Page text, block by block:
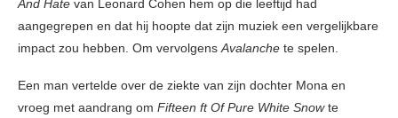
And Hate van Leonard Cohen hem op die leeftijd had
aangegrepen en dat hij hoopte dat zijn muziek een vergelijkbare
impact zou hebben. Om vervolgensAvalanche te spelen.
Een man vertelde over de ziekte van zijn dochter Mona en
vroeg met aandrang om Fifteen ft Of Pure White Snowte